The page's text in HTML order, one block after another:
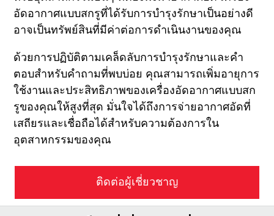
อัดอากาศแบบสกรูที่ได้รับการบํารุงรักษาเป็นอย่างดี
อาจเป็นทรัพย์สินที่มีค่าต่อการดําเนินงานของคุณ
ด้วยการปฏิบัติตามเคล็ดลับการบํารุงรักษาและคํา
ตอบสําหรับคําถามที่พบบ่อย คุณสามารถเพิ่มอายุการ
ใช้งานและประสิทธิภาพของเครื่องอัดอากาศแบบสก
รูของคุณให้สูงที่สุด มั่นใจได้ถึงการจ่ายอากาศอัดที่
เสถียรและเชื่อถือได้สําหรับความต้องการใน
อุตสาหกรรมของคุณ
ติดต่อผู้เชี่ยวชาญ